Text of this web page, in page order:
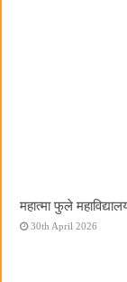
महात्मा फुले
30th April 2026